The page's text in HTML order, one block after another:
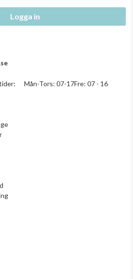
Logga in
Mån-Tors: 07-17Fre: 07 - 16